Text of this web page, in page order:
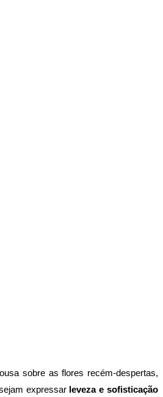
sobre as flores recém-despertas,
expressar leveza e sofisticação